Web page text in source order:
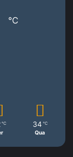
℃
℃ 34 ℃
Qua